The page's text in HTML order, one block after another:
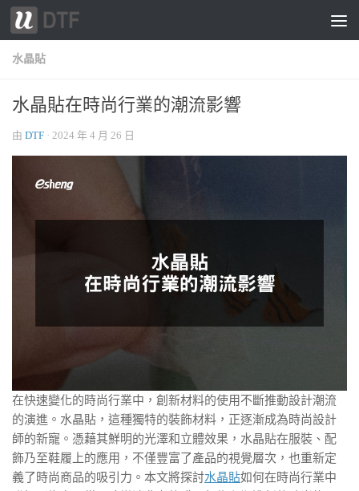
跳轉至內容
水晶貼
水晶貼在時尚行業的潮流影響
由 DTF · 2024 年 4 月 26 日
在快速變化的時尚行業中，創新材料的使用不斷推動設計潮流
的演進。水晶貼，這種獨特的裝飾材料，正逐漸成為時尚設計
師的新寵。憑藉其鮮明的光澤和立體效果，水晶貼在服裝、配
飾乃至鞋履上的應用，不僅豐富了產品的視覺層次，也重新定
義了時尚商品的吸引力。本文將探討水晶貼如何在時尚行業中